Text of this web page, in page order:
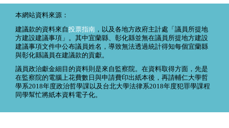
本網站資料來源：
建議款的資料來自投票指南 ，以及各地方政府主計處「議員所提地
方建設建議事項」。其中宜蘭縣、彰化縣並無在議員所提地方建設
建議事項文件中公布議員姓名，導致無法透過統計得知每個宜蘭縣
與彰化縣議員在建議款的貢獻。
議員政治獻金細目的資料則是來自監察院。在資料取得方面，先是
在監察院的電腦上花費數日與申請費印出紙本後，再請輔仁大學哲
學系2018年度政治哲學課以及台北大學法律系2018年度犯罪學課程
同學幫忙將紙本資料電子化。